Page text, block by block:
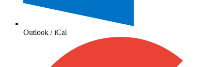
Outlook / iCal